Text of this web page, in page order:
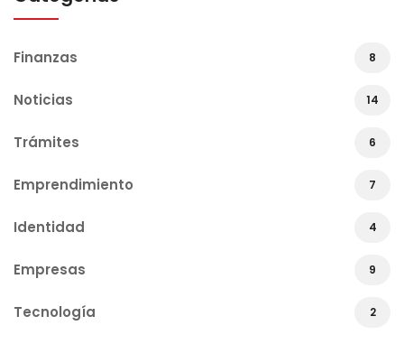
Finanzas 8
Noticias 14
Trámites 6
Emprendimiento 7
Identidad 4
Empresas 9
Tecnología 2